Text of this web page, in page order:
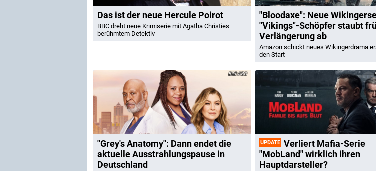
Das ist der neue Hercule Poirot
BBC dreht neue Krimiserie mit Agatha Christies
berühmtem Detektiv
"Bloodaxe": Neue
"Vikings"-Schöpfer staubt
Verlängerung ab
Amazon schickt neues Wikingerdrama
den Start
ABC
"Grey's Anatomy": Dann endet die
aktuelle Ausstrahlungspause in
Deutschland
UPDATE Verliert Mafia-Serie
"MobLand" wirklich ihren
Hauptdarsteller?